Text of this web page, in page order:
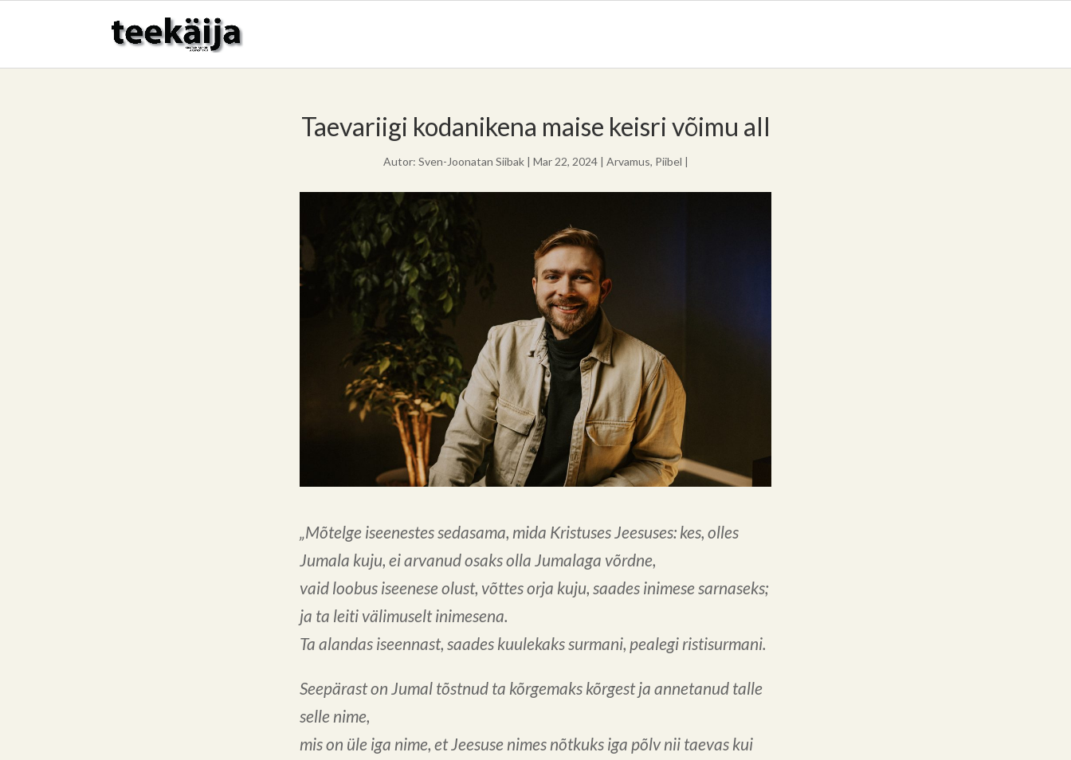
Taevariigi kodanikena maise keisri võimu all
Autor: Sven-Joonatan Siibak| Mar 22, 2024| Arvamus, Piibel |
„Mõtelge iseenestes sedasama, mida Kristuses Jeesuses: kes, olles
Jumala kuju, ei arvanud osaks olla Jumalaga võrdne,
vaid loobus iseenese olust, võttes orja kuju, saades inimese sarnaseks;
ja ta leiti välimuselt inimesena.
Ta alandas iseennast, saades kuulekaks surmani, pealegi ristisurmani.
Seepärast on Jumal tõstnud ta kõrgemaks kõrgestja annetanud talle
selle nime,
mis on üle iga nime, et Jeesuse nimes nõtkuks iga põlvnii taevas kui